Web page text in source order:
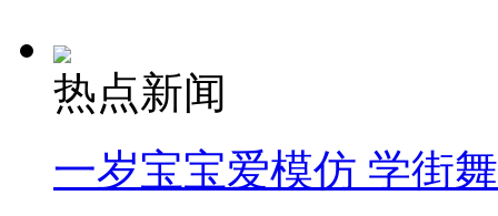
热点新闻
一岁宝宝爱模仿 学街